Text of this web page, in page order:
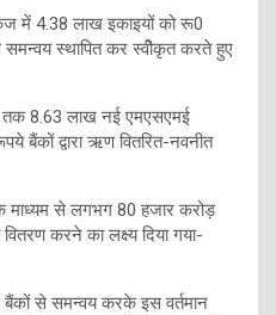
में 4.38 लाख इकाइयों को रू0
स्थापित कर स्वीेकृत करते हुए
8.63 लाख नई एमएसएमई
बैंकों द्वारा ऋण वितरित-नवनीत
माध्यम से लगभग 80 हजार करोड़
करने का लक्ष्य दिया गया-
से समन्वय करके इस वर्तमान